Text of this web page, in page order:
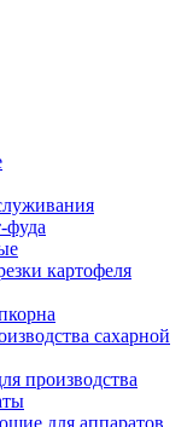
фуда
картофеля
сахарной
производства
для аппаратов